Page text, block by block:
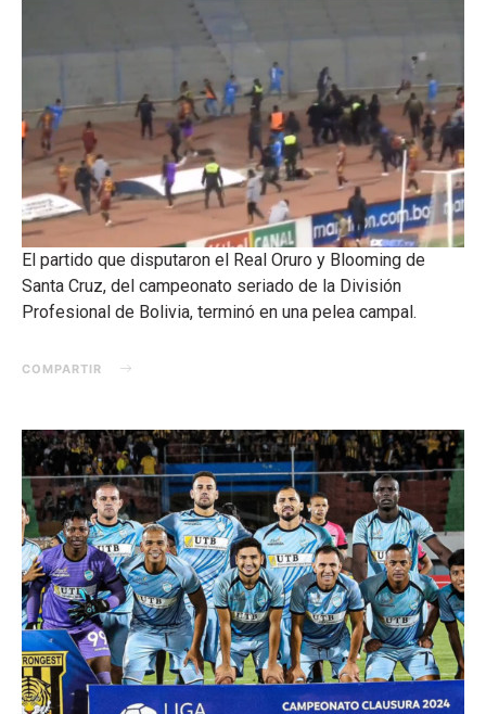
El partido que disputaron el Real Oruro y Blooming de
Santa Cruz, del campeonato seriado de la División
Profesional de Bolivia, terminó en una pelea campal.
COMPARTIR